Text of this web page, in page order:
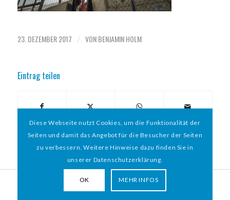
23. DEZEMBER 2017 / VONBENJAMIN HOLM
Eintrag teilen
MIT HERZ e.V. | WEBDESIGN BY WEBIGAMI
Diese Webseite nutzt Cookies, um die Funktionalität der
Seiten und damit das Angebot für die Besucher der Seiten
zu verbessern. Weitere Hinweise dazu finden Sie in
unserer Datenschutzerklärung.
OK MEHR INFOS